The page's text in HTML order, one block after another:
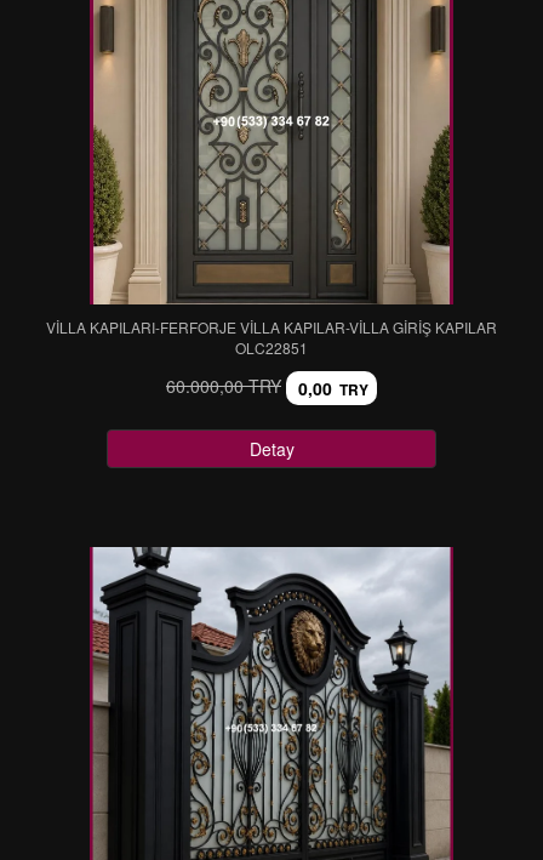
VİLLA KAPILARI-FERFORJE VİLLA KAPILAR-VİLLA GİRİŞ KAPILAR
OLC22851
60.000,00 TRY 0,00 TRY
Detay